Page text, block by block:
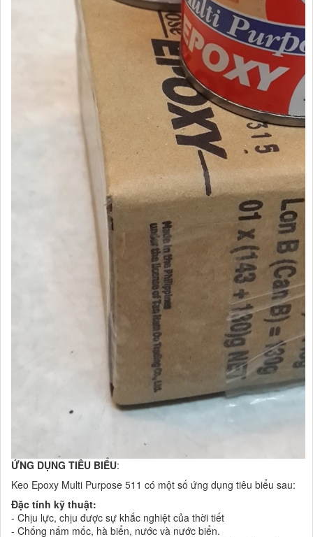
ỨNG DỤNG TIÊU BIỂU:
Keo Epoxy Multi Purpose 511 có một số ứng dụng tiêu biểu sau:
Đặc tính kỹ thuật:
- Chịu lực, chịu được sự khắc nghiệt của thời tiết
- Chống nấm mốc, hà biển, nước và nước biển.